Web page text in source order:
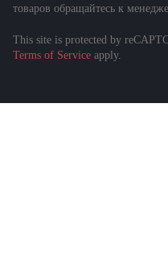
товаров обращайтесь к
This site is protected by
Terms of Service apply.
Подобрать спецтехнику
за 1 минуту